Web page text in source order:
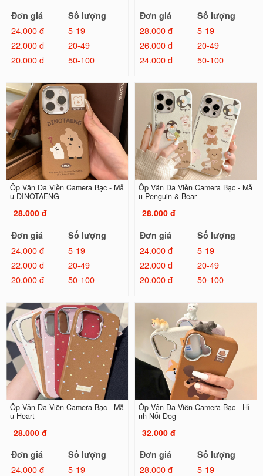
Đơn giá
Số lượng
24.000 đ
5-19
22.000 đ
20-49
20.000 đ
50-100
Đơn giá
Số lượng
28.000 đ
5-19
26.000 đ
20-49
24.000 đ
50-100
Ốp Vân Da Viền Camera Bạc - Mẫ
u DINOTAENG
28.000 đ
Đơn giá
Số lượng
24.000 đ
5-19
22.000 đ
20-49
20.000 đ
50-100
Ốp Vân Da Viền Camera Bạc - Mẫ
u Penguin & Bear
28.000 đ
Đơn giá
Số lượng
24.000 đ
5-19
22.000 đ
20-49
20.000 đ
50-100
Ốp Vân Da Viền Camera Bạc - Mẫ
u Heart
28.000 đ
Đơn giá
Số lượng
24.000 đ
5-19
Ốp Vân Da Viền Camera Bạc - Hì
nh Nổi Dog
32.000 đ
Đơn giá
Số lượng
28.000 đ
5-19